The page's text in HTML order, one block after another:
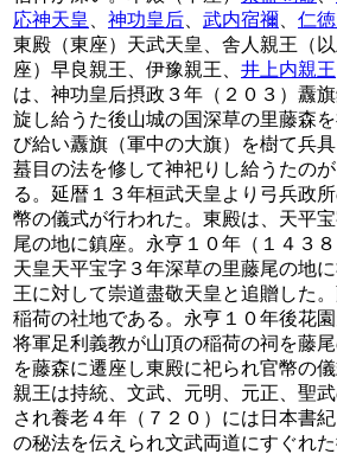
応神天皇
神功皇后 武内宿禰 仁
東殿（東座）天武天皇、舎人親王（
座）早良親王、伊豫親王、 井上内親王
は、神功皇后摂政３年（２０３）纛
旋し給うた後山城の国深草の里藤森
び給い纛旗（軍中の大旗）を樹て兵
蟇目の法を修して神祀りし給うたの
る。延暦１３年桓武天皇より弓兵政
幣の儀式が行われた。東殿は、天平
尾の地に鎮座。永亨１０年（１４３
天皇天平宝字３年深草の里藤尾の地
王に対して崇道盡敬天皇と追贈した
稲荷の社地である。永亨１０年後花
将軍足利義教が山頂の稲荷の祠を藤
を藤森に遷座し東殿に祀られ官幣の
親王は持統、文武、元明、元正、聖
され養老４年（７２０）には日本書
の秘法を伝えられ文武両道にすぐれ